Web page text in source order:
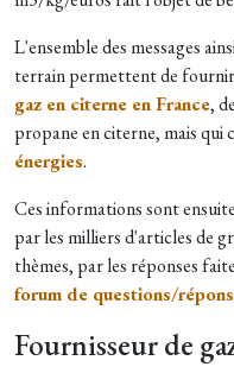
L'ensemble des messages
terrain permettent de
gaz en citerne en France,
propane en citerne, mais qui
énergies.
Ces informations sont
par les milliers d'articles de
thèmes, par les réponses
forum de questions/
Fournisseur de